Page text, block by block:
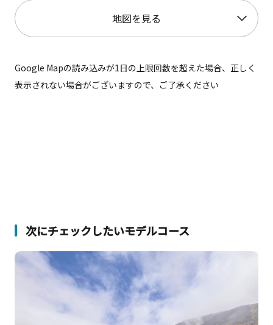
地図を見る
Google Mapの読み込みが1日の上限回数を超えた場合、正しく
表示されない場合がございますので、ご了承ください
次にチェックしたいモデルコース